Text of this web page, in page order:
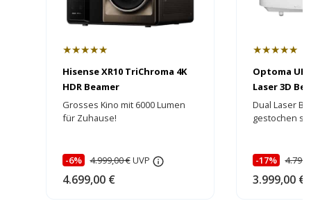
★★★★★
Hisense XR10 TriChroma 4K
HDR Beamer
Grosses Kino mit 6000 Lumen
für Zuhause!
-6% 4.999,00 €UVP
4.699,00 €
★★★★★
Optoma
Laser 3D
Dual Laser
gestochen
-17%
3.999,00 €